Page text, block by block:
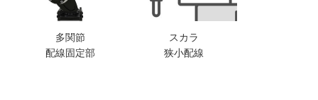
多関節
配線固定部
スカラ
狭小配線